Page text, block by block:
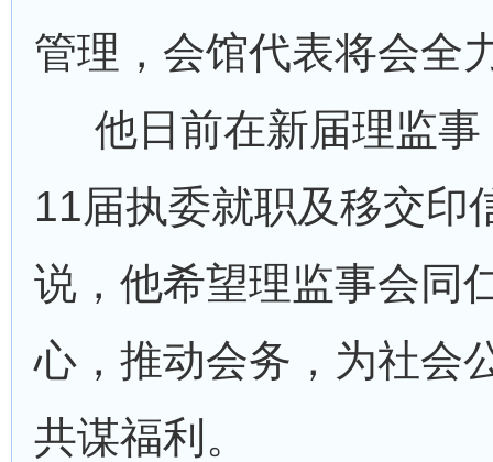
管理，会馆代表将会全
他日前在新届理监
11届执委就职及移交印
说，他希望理监事会同
心，推动会务，为社会
共谋福利。